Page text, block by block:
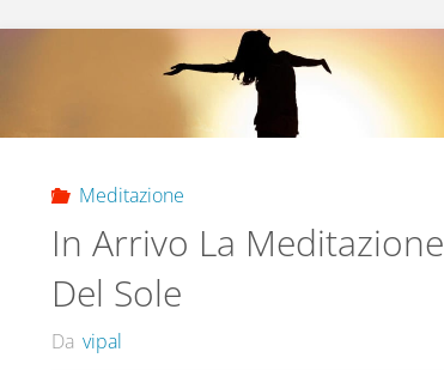
Meditazione
In Arrivo La Meditazione
Del Sole
Da vipal